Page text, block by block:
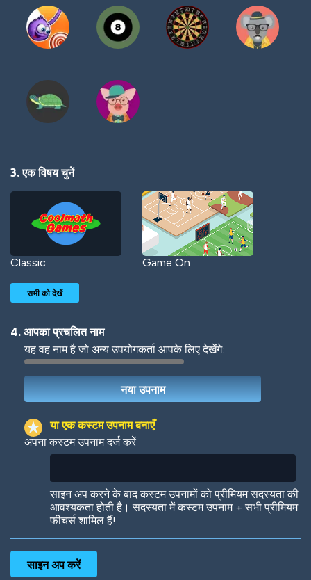
3. एक विषय चुनें
Classic Game On
Woof Jungle Cats
सभी को देखें
4. आपका प्रचलित नाम
यह वह नाम है जो अन्य उपयोगकर्ता आपके लिए देखेंगे:
या एक कस्टम उपनाम बनाएँ
अपना कस्टम उपनाम दर्ज करें
साइन अप करने के बाद कस्टम उपनामों को प्रीमियम सदस्यता की
आवश्यकता होती है। सदस्यता में कस्टम उपनाम + सभी प्रीमियम
फीचर्स शामिल हैं!